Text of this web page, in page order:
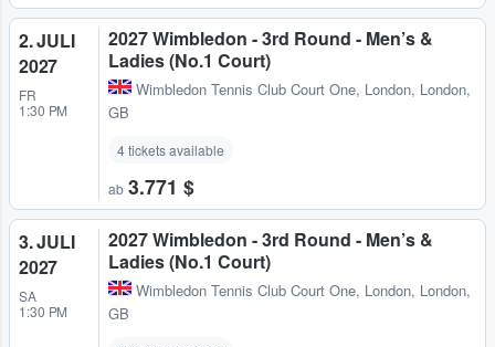
2. JULI
2027
FR
1:30 PM
2027 Wimbledon - 3rd Round - Men’s &
Ladies (No.1 Court)
Wimbledon Tennis Club Court One, London, London,
GB
4 tickets available
ab 3.771 $
3. JULI
2027
SA
1:30 PM
2027 Wimbledon - 3rd Round - Men’s &
Ladies (No.1 Court)
Wimbledon Tennis Club Court One, London, London,
GB